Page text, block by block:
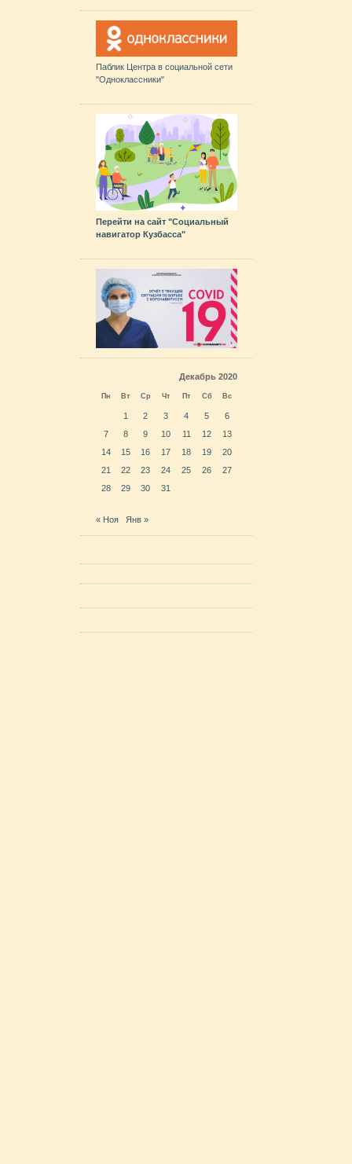
Паблик Центра в социальной сети
"Одноклассники"
Перейти на сайт "Социальный
навигатор Кузбасса"
Декабрь 2020
Пн Вт Ср Чт Пт Сб Вс
1 2 3 4 5
6
7
8 9 10 11 12
13
14
15 16 17 18 19
20
21
22 23 24 25 26
27
28
29 30 31
« Ноя Янв »